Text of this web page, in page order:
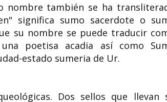
nombre también se ha
significa sumo sacerdote o
su nombre se puede traducir
poetisa acadia así como
estado sumeria de Ur.
Dos sellos que llevan